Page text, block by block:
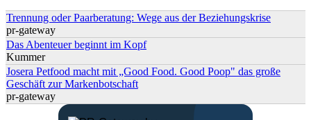
Trennung oder Paarberatung: Wege aus der Beziehungskrise
pr-gateway
Das Abenteuer beginnt im Kopf
Kummer
Josera Petfood macht mit „Good Food. Good Poop" das große
Geschäft zur Markenbotschaft
pr-gateway